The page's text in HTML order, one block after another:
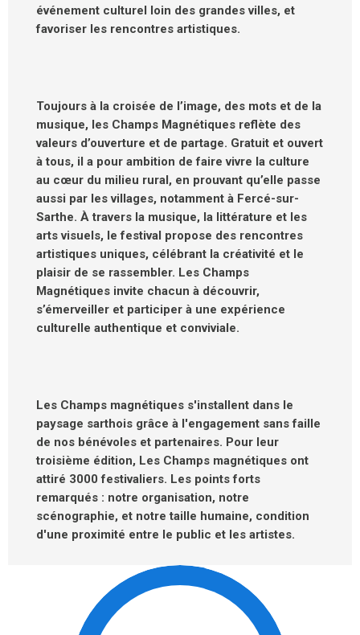
événement culturel loin des grandes villes, et
favoriser les rencontres artistiques.
Toujours à la croisée de l’image, des mots et de la
musique, les Champs Magnétiques reflète des
valeurs d’ouverture et de partage. Gratuit et ouvert
à tous, il a pour ambition de faire vivre la culture
au cœur du milieu rural, en prouvant qu’elle passe
aussi par les villages, notamment à Fercé-sur-
Sarthe. À travers la musique, la littérature et les
arts visuels, le festival propose des rencontres
artistiques uniques, célébrant la créativité et le
plaisir de se rassembler. Les Champs
Magnétiques invite chacun à découvrir,
s’émerveiller et participer à une expérience
culturelle authentique et conviviale.
Les Champs magnétiques s'installent dans le
paysage sarthois grâce à l'engagement sans faille
de nos bénévoles et partenaires. Pour leur
troisième édition, Les Champs magnétiques ont
attiré 3000 festivaliers. Les points forts
remarqués : notre organisation, notre
scénographie, et notre taille humaine, condition
d'une proximité entre le public et les artistes.